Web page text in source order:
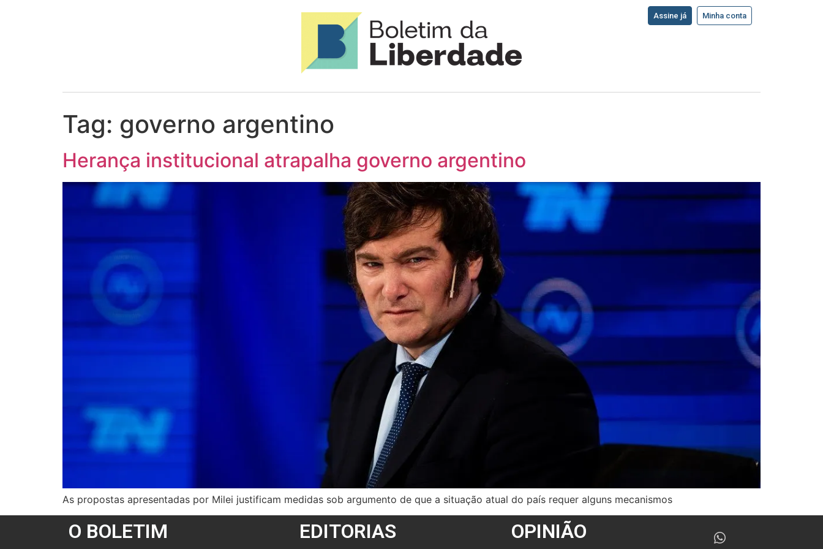
Assine já Minha conta
Tag: governo argentino
Herança institucional atrapalha governo argentino
As propostas apresentadas por Milei justificam medidas sob argumento de que a situação atual do país requer alguns mecanismos
O BOLETIM EDITORIAS OPINIÃO